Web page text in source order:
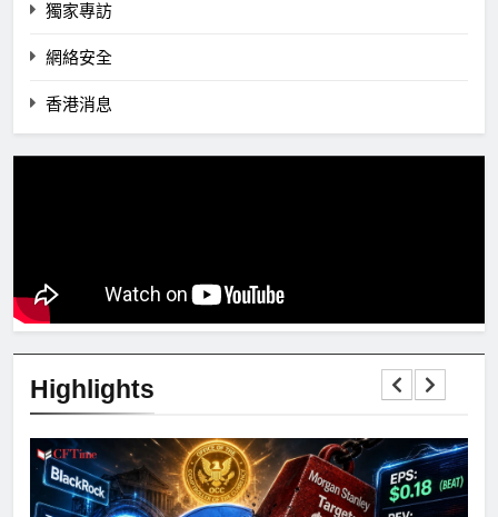
獨家專訪
網絡安全
香港消息
Highlights